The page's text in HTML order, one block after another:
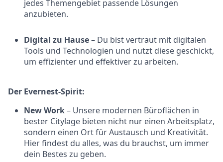
jedes Themengebiet passende Lösungen
anzubieten.
Digital zu Hause– Du bist vertraut mit digitalen
Tools und Technologien und nutzt diese geschickt,
um effizienter und effektiver zu arbeiten.
Der Evernest-Spirit:
New Work– Unsere modernen Büroflächen in
bester Citylage bieten nicht nur einen Arbeitsplatz,
sondern einen Ort für Austausch und Kreativität.
Hier findest du alles, was du brauchst, um immer
dein Bestes zu geben.